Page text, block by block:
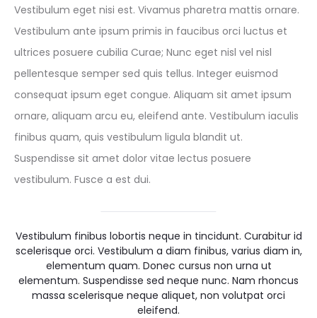
Vestibulum eget nisi est. Vivamus pharetra mattis ornare.
Vestibulum ante ipsum primis in faucibus orci luctus et
ultrices posuere cubilia Curae; Nunc eget nisl vel nisl
pellentesque semper sed quis tellus. Integer euismod
consequat ipsum eget congue. Aliquam sit amet ipsum
ornare, aliquam arcu eu, eleifend ante. Vestibulum iaculis
finibus quam, quis vestibulum ligula blandit ut.
Suspendisse sit amet dolor vitae lectus posuere
vestibulum. Fusce a est dui.
Vestibulum finibus lobortis neque in tincidunt. Curabitur id
scelerisque orci. Vestibulum a diam finibus, varius diam in,
elementum quam. Donec cursus non urna ut
elementum. Suspendisse sed neque nunc. Nam rhoncus
massa scelerisque neque aliquet, non volutpat orci
eleifend.